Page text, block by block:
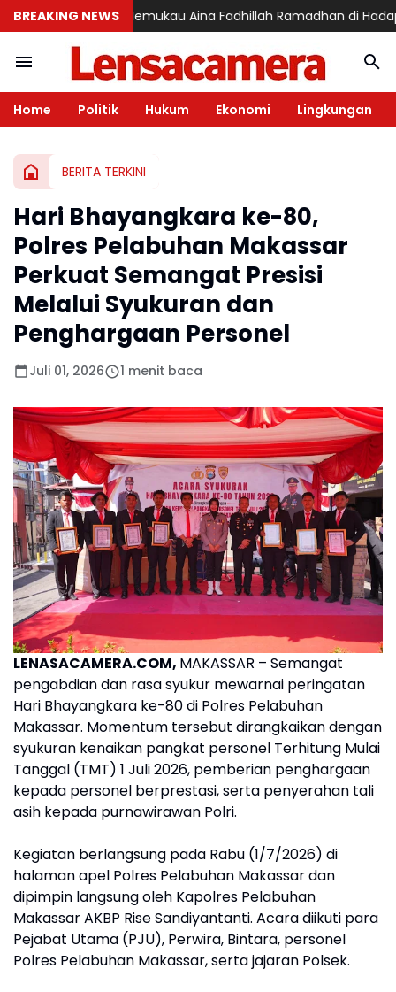
BREAKING NEWS
Aksi Memukau Aina Fadhillah Ramadhan di Hadapan
Home Politik Hukum Ekonomi Lingkungan
BERITA TERKINI
Hari Bhayangkara ke-80,
Polres Pelabuhan Makassar
Perkuat Semangat Presisi
Melalui Syukuran dan
Penghargaan Personel
Juli 01, 2026 1 menit baca
LENASACAMERA.COM, MAKASSAR – Semangat
pengabdian dan rasa syukur mewarnai peringatan
Hari Bhayangkara ke-80 di Polres Pelabuhan
Makassar. Momentum tersebut dirangkaikan dengan
syukuran kenaikan pangkat personel Terhitung Mulai
Tanggal (TMT) 1 Juli 2026, pemberian penghargaan
kepada personel berprestasi, serta penyerahan tali
asih kepada purnawirawan Polri.
Kegiatan berlangsung pada Rabu (1/7/2026) di
halaman apel Polres Pelabuhan Makassar dan
dipimpin langsung oleh Kapolres Pelabuhan
Makassar AKBP Rise Sandiyantanti. Acara diikuti para
Pejabat Utama (PJU), Perwira, Bintara, personel
Polres Pelabuhan Makassar, serta jajaran Polsek.